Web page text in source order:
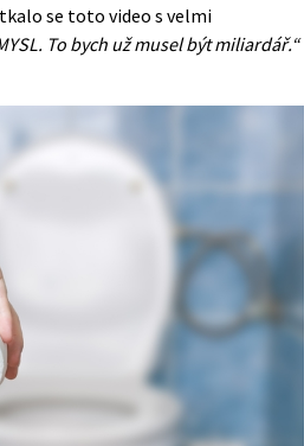
se toto video s velmi
To bych už musel být miliardář.“